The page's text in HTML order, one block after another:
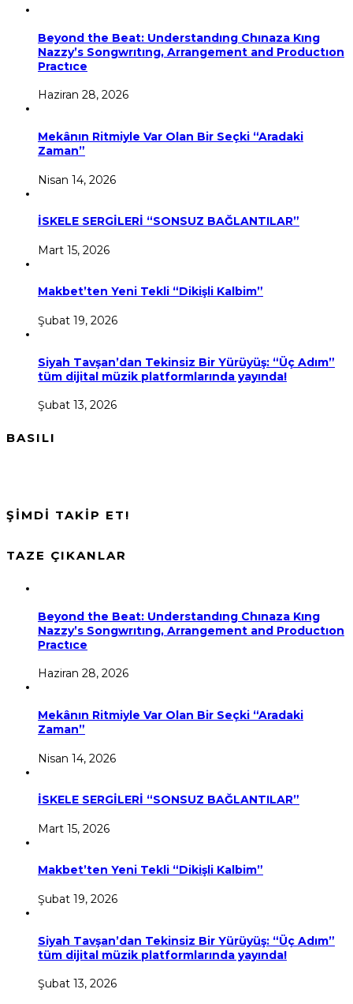
Beyond the Beat: Understandıng Chınaza Kıng
Nazzy’s Songwrıtıng, Arrangement and Productıon
Practıce
Haziran 28, 2026
Mekânın Ritmiyle Var Olan Bir Seçki “Aradaki
Zaman”
Nisan 14, 2026
İSKELE SERGİLERİ “SONSUZ BAĞLANTILAR”
Mart 15, 2026
Makbet’ten Yeni Tekli “Dikişli Kalbim”
Şubat 19, 2026
Siyah Tavşan’dan Tekinsiz Bir Yürüyüş: “Üç Adım”
tüm dijital müzik platformlarında yayında!
Şubat 13, 2026
BASILI
ŞİMDİ TAKİP ET!
TAZE ÇIKANLAR
Beyond the Beat: Understandıng Chınaza Kıng
Nazzy’s Songwrıtıng, Arrangement and Productıon
Practıce
Haziran 28, 2026
Mekânın Ritmiyle Var Olan Bir Seçki “Aradaki
Zaman”
Nisan 14, 2026
İSKELE SERGİLERİ “SONSUZ BAĞLANTILAR”
Mart 15, 2026
Makbet’ten Yeni Tekli “Dikişli Kalbim”
Şubat 19, 2026
Siyah Tavşan’dan Tekinsiz Bir Yürüyüş: “Üç Adım”
tüm dijital müzik platformlarında yayında!
Şubat 13, 2026